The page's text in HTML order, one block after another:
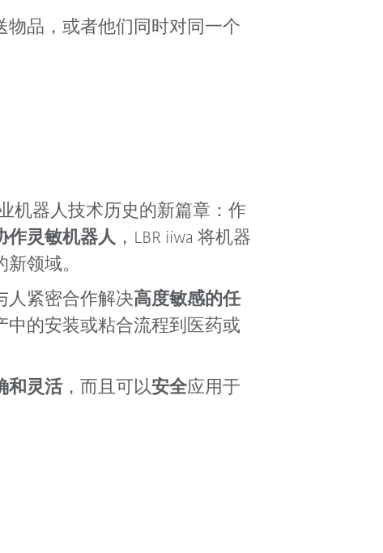
物品，或者他们同时对同一个
机器人技术历史的新篇章：作
作灵敏机器人，LBR iiwa 将机器
领域。
人紧密合作解决高度敏感的任
中的安装或粘合流程到医药或
和灵活，而且可以安全应用于